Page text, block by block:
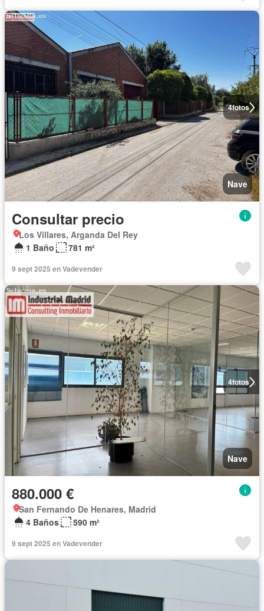
4fotos
Nave
Consultar precio
Los Villares, Arganda Del Rey
1 Baño
781 m²
9 sept 2025 en Vadevender
4fotos
Nave
880.000 €
San Fernando De Henares, Madrid
4 Baños
590 m²
9 sept 2025 en Vadevender